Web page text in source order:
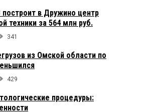
в Дружино центр
техники за 564 млн руб.
341
из Омской области по
429
процедуры: